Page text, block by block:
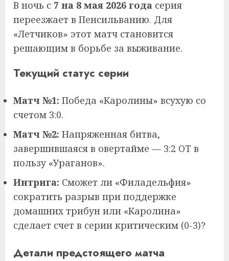
В ночь с 7 на 8 мая 2026 года серия
переезжает в Пенсильванию. Для
«Летчиков» этот матч становится
решающим в борьбе за выживание.
Текущий статус серии
Матч №1: Победа «Каролины» всухую со
счетом 3:0.
Матч №2: Напряженная битва,
завершившаяся в овертайме — 3:2 OT в
пользу «Ураганов».
Интрига: Сможет ли «Филадельфия»
сократить разрыв при поддержке
домашних трибун или «Каролина»
сделает счет в серии критическим (0-3)?
Детали предстоящего матча